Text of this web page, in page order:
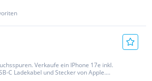
Verkaufe ein IPhone 17e inkl.
C Ladekabel und Stecker von Apple.